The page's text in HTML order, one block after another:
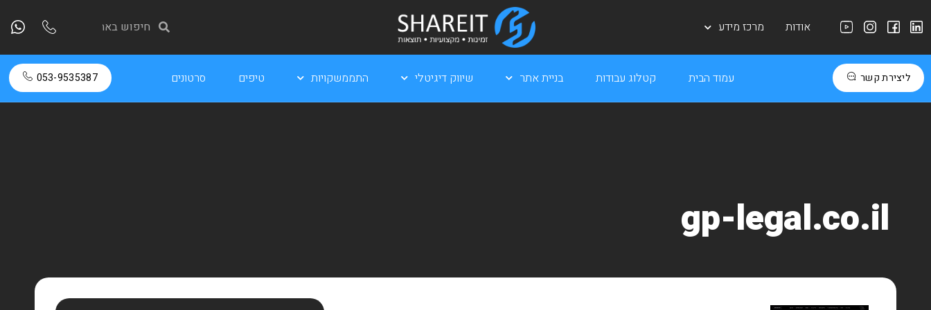
אודות מרכז מידע
ליצירת קשר עמוד הבית קטלוג עבודות בניית אתר שיווק דיגיטלי התממשקויות טיפים סרטונים 053-9535387
gp-legal.co.il